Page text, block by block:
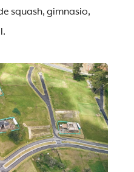
squash, gimnasio,